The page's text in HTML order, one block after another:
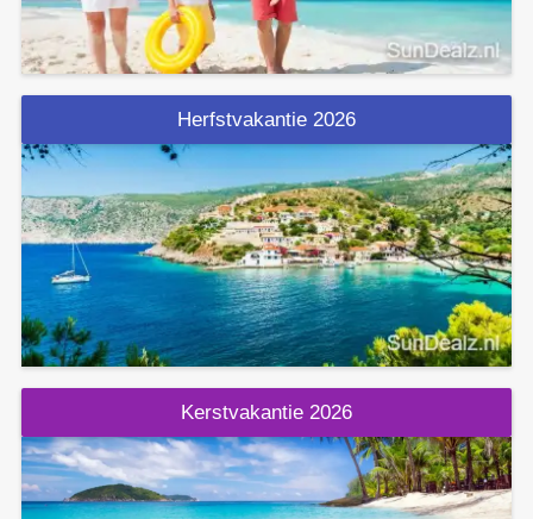
Herfstvakantie 2026
Kerstvakantie 2026